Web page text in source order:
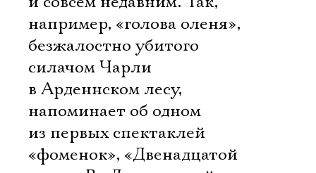
например, «голова оленя»,
безжалостно убитого
силачом Чарли
в Арденнском лесу,
напоминает об одном
из первых спектаклей
«фоменок», «Двенадцатой